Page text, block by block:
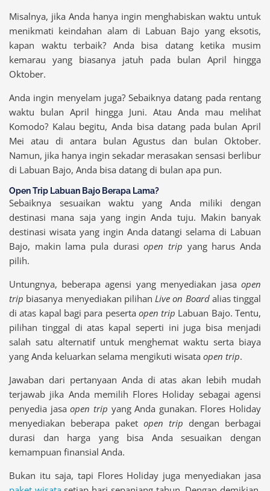
Misalnya, jika Anda hanya ingin menghabiskan waktu untuk
menikmati keindahan alam di Labuan Bajo yang eksotis,
kapan waktu terbaik? Anda bisa datang ketika musim
kemarau yang biasanya jatuh pada bulan April hingga
Oktober.
Anda ingin menyelam juga? Sebaiknya datang pada rentang
waktu bulan April hingga Juni. Atau Anda mau melihat
Komodo? Kalau begitu, Anda bisa datang pada bulan April
Mei atau di antara bulan Agustus dan bulan Oktober.
Namun, jika hanya ingin sekadar merasakan sensasi berlibur
di Labuan Bajo, Anda bisa datang di bulan apa pun.
Open Trip Labuan Bajo Berapa Lama?
Sebaiknya sesuaikan waktu yang Anda miliki dengan
destinasi mana saja yang ingin Anda tuju. Makin banyak
destinasi wisata yang ingin Anda datangi selama di Labuan
Bajo, makin lama pula durasiopen trip yang harus Anda
pilih.
Untungnya, beberapa agensi yang menyediakan jasa open
trip biasanya menyediakan pilihan Live on Boardalias tinggal
di atas kapal bagi para peserta open trip Labuan Bajo. Tentu,
pilihan tinggal di atas kapal seperti ini juga bisa menjadi
salah satu alternatif untuk menghemat waktu serta biaya
yang Anda keluarkan selama mengikuti wisata open trip.
Jawaban dari pertanyaan Anda di atas akan lebih mudah
terjawab jika Anda memilih Flores Holiday sebagai agensi
penyedia jasaopen trip yang Anda gunakan. Flores Holiday
menyediakan beberapa paket open trip dengan berbagai
durasi dan harga yang bisa Anda sesuaikan dengan
kemampuan finansial Anda.
Bukan itu saja, tapi Flores Holiday juga menyediakan jasa